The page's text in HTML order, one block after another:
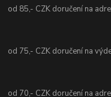
od 85,- CZK doručení na
od 75,- CZK doručení na
od 70,- CZK doručení na